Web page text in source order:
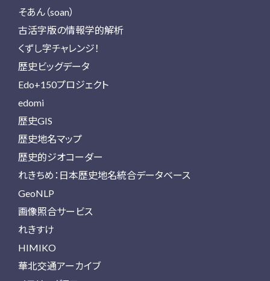
そあん（soan）
古活字版の情報学的解析
くずし字チャレンジ！
歴史ビッグデータ
Edo+150プロジェクト
edomi
歴史GIS
歴史地名マップ
歴史的ジオコーダー
れきちめ：日本歴史地名統合データベース
GeoNLP
画像照合サービス
れきすけ
HIMIKO
華北交通アーカイブ